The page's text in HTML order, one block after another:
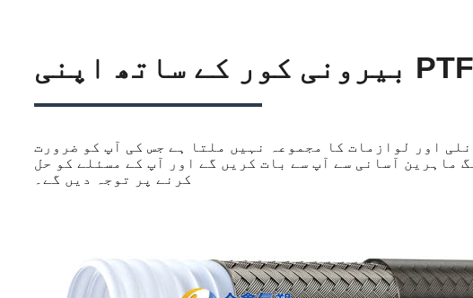
اور لوازمات کا مجموعہ نہیں ملتا ہے جس کی آپ کو ضرورت
ماہرین آسانی سے آپ سے بات کریں گے اور آپ کے مسئلے کو حل
کرنے پر توجہ دیں گے۔